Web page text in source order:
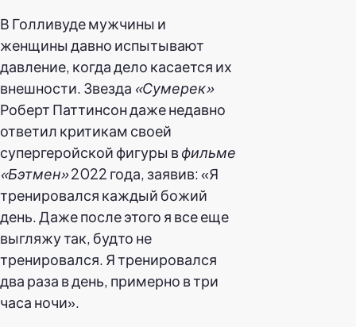
В Голливуде мужчины и
женщины давно испытывают
давление, когда дело касается их
внешности. Звезда «Сумерек»
Роберт Паттинсон даже недавно
ответил критикам своей
супергеройской фигуры вфильме
«Бэтмен»2022 года, заявив: «Я
тренировался каждый божий
день. Даже после этого я все еще
выгляжу так, будто не
тренировался. Я тренировался
два раза в день, примерно в три
часа ночи».